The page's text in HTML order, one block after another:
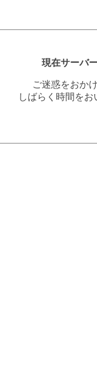
現在サーバ
ご迷惑をおか
しばらく時間を